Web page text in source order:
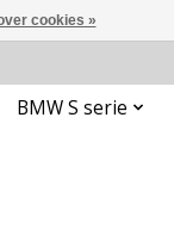
BMW S serie
cookies »